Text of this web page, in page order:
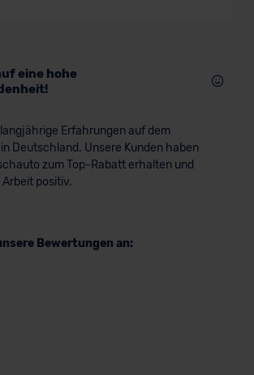
eine hohe
Erfahrungen auf dem
Deutschland. Unsere Kunden haben
zum Top-Rabatt erhalten und
positiv.
Bewertungen an: